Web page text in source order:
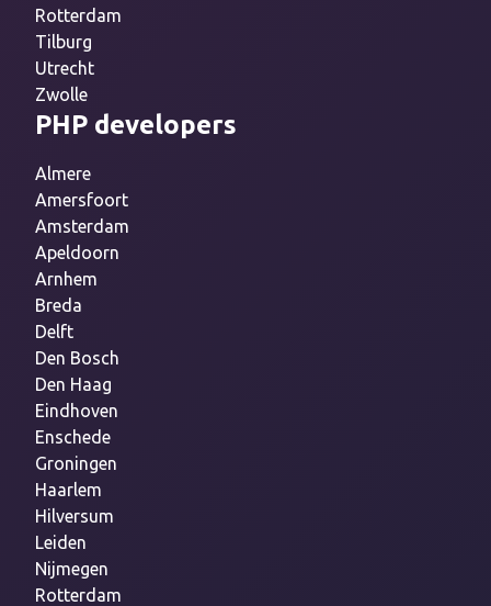
Rotterdam
Tilburg
Utrecht
Zwolle
PHP developers
Almere
Amersfoort
Amsterdam
Apeldoorn
Arnhem
Breda
Delft
Den Bosch
Den Haag
Eindhoven
Enschede
Groningen
Haarlem
Hilversum
Leiden
Nijmegen
Rotterdam